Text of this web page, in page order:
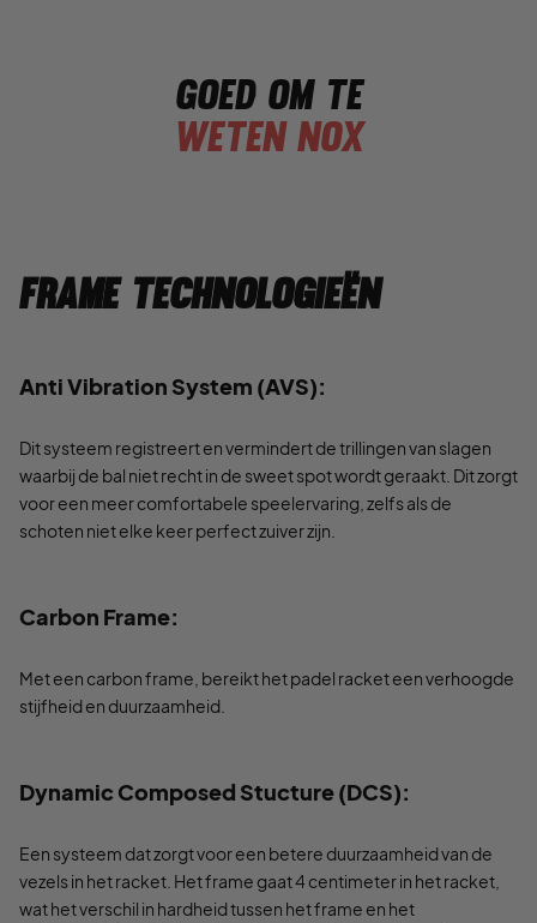
Goed om te
weten nox
Frame Technologieën
Anti Vibration System (AVS):
Dit systeem registreert en vermindert de trillingen van slagen
waarbij de bal niet recht in de sweet spot wordt geraakt. Dit zorgt
voor een meer comfortabele speelervaring, zelfs als de
schoten niet elke keer perfect zuiver zijn.
Carbon Frame:
Met een carbon frame, bereikt het padel racket een verhoogde
stijfheid en duurzaamheid.
Dynamic Composed Stucture (DCS):
Een systeem dat zorgt voor een betere duurzaamheid van de
vezels in het racket. Het frame gaat 4 centimeter in het racket,
wat het verschil in hardheid tussen het frame en het